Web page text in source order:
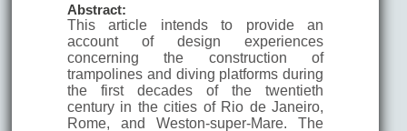
Abstract:
This article intends to provide an
account of design experiences
concerning the construction of
trampolines and diving platforms during
the first decades of the twentieth
century in the cities of Rio de Janeiro,
Rome, and Weston-super-Mare. The